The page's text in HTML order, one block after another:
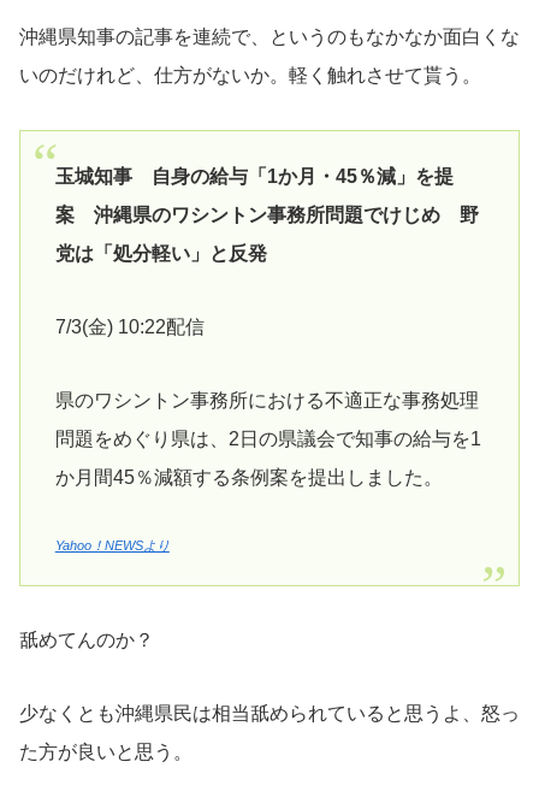
沖縄県知事の記事を連続で、というのもなかなか面白くな
いのだけれど、仕方がないか。軽く触れさせて貰う。
玉城知事 自身の給与「1か月・45％減」を提
案 沖縄県のワシントン事務所問題でけじめ 野
党は「処分軽い」と反発
7/3(金) 10:22配信
県のワシントン事務所における不適正な事務処理
問題をめぐり県は、2日の県議会で知事の給与を1
か月間45％減額する条例案を提出しました。
Yahoo！NEWSより
舐めてんのか？
少なくとも沖縄県民は相当舐められていると思うよ、怒っ
た方が良いと思う。